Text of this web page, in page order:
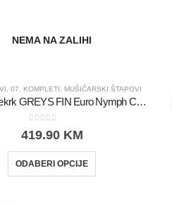
NEMA NA ZALIHI
07. KOMPLETI MUŠIČARSKI ŠTAPOVI
Mahač + čekrk GREYS FIN Euro Nymph Combo set
0 out of 5
419.90 KM
ODABERI OPCIJE